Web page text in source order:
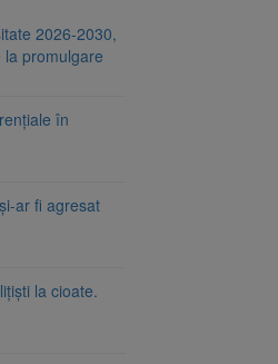
2026-2030,
promulgare
în
ar fi agresat
la cioate.